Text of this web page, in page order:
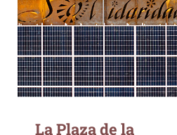
La Plaza de la
Independencia Energética
La Plaza de la